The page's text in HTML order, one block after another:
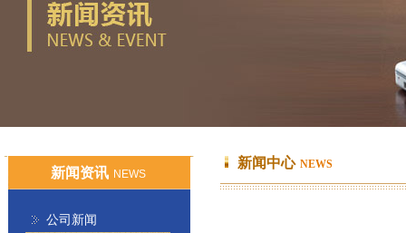
新闻资讯 NEWS
公司新闻
新闻中心 NEWS